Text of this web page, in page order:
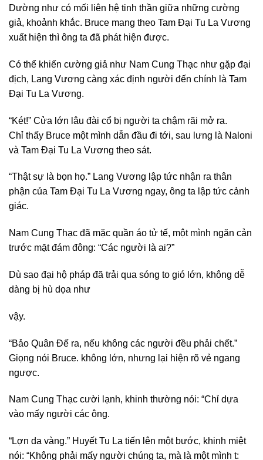
Dường như có mối liên hệ tinh thần giữa những cường
giả, khoảnh khắc. Bruce mang theo Tam Đại Tu La Vương
xuất hiện thì ông ta đã phát hiện được.
Có thể khiến cường giả như Nam Cung Thạc như gặp đại
địch, Lang Vương càng xác định người đến chính là Tam
Đại Tu La Vương.
“Két!” Cửa lớn lâu đài cổ bị người ta chậm rãi mở ra.
Chỉ thấy Bruce một mình dẫn đầu đi tới, sau lưng là Naloni
và Tam Đại Tu La Vương theo sát.
“Thật sự là bọn họ.” Lang Vương lập tức nhận ra thân
phận của Tam Đại Tu La Vương ngay, ông ta lập tức cảnh
giác.
Nam Cung Thạc đã mặc quần áo tử tế, một mình ngăn cản
trước mặt đám đông: “Các người là ai?”
Dù sao đại hộ pháp đã trải qua sóng to gió lớn, không dễ
dàng bị hù dọa như
vậy.
“Bảo Quân Đế ra, nếu không các người đều phải chết.”
Giọng nói Bruce. không lớn, nhưng lại hiện rõ vẻ ngang
ngược.
Nam Cung Thạc cười lạnh, khinh thường nói: “Chỉ dựa
vào mấy người các ông.
“Lợn da vàng.” Huyết Tu La tiến lên một bước, khinh miệt
nói: “Không phải mấy người chúng ta, mà là một mình t: